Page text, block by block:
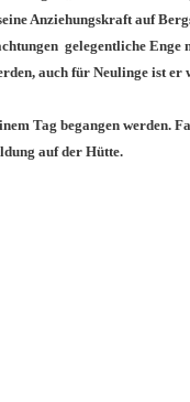
Anziehungskraft auf
gelegentliche
auch für Neulinge ist er
Tag begangen werden.
auf der Hütte.